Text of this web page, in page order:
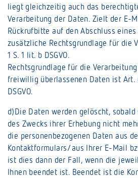
liegt gleichzeitig auch das
Verarbeitung der Daten. Zielt der E-
Rückrufbitte auf den Abschluss
zusätzliche Rechtsgrundlage für die
1 S. 1 lit. b DSGVO.
Rechtsgrundlage für die
freiwillig überlassenen Daten ist Art.
DSGVO.
d)Die Daten werden gelöscht,
des Zwecks ihrer Erhebung nicht
die personenbezogenen Daten aus
Kontaktformulars/aus Ihrer E-Mail
ist dies dann der Fall, wenn die
Ihnen beendet ist. Beendet ist die